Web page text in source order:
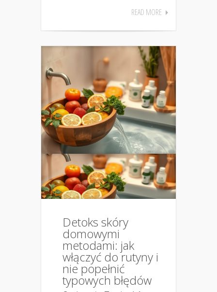
READ MORE
Detoks skóry
domowymi
metodami: jak
włączyć do rutyny i
nie popełnić
typowych błędów